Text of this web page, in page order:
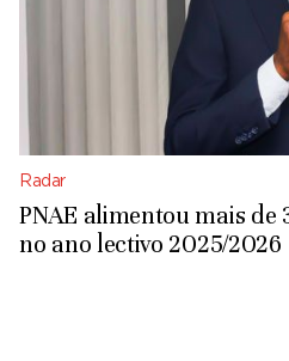
Radar
PNAE alimentou mais de
no ano lectivo 2025/2026